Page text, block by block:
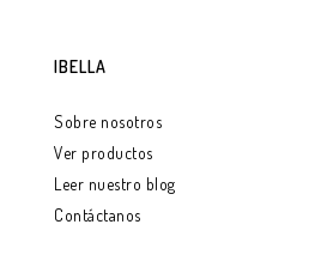
IBELLA
Sobre nosotros
Ver productos
Leer nuestro blog
Contáctanos